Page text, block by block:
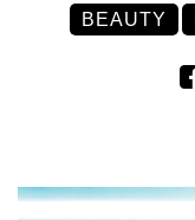
BEAUTY